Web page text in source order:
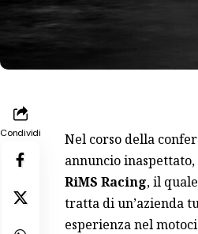
Condividi Nel corso della
annuncio
RiMS Racing, il
tratta di un’azienda
esperienza nel